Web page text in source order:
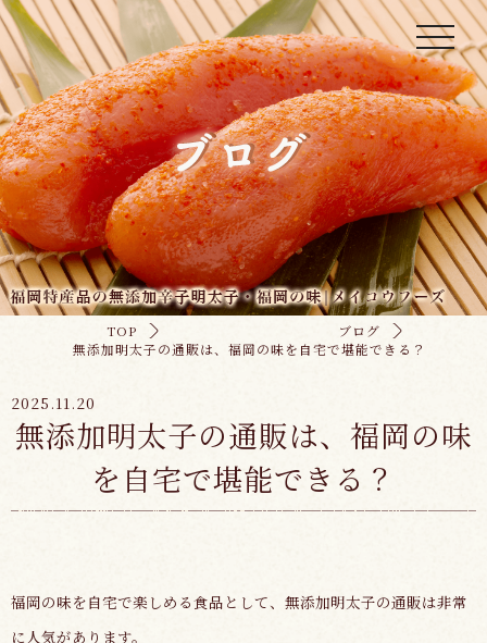
toggle
TOP
ブログ
無添加明太子の通販は、福岡の味を自宅で堪能できる？
2025.11.20
無添加明太子の通販は、福岡の味
を自宅で堪能できる？
福岡の味を自宅で楽しめる食品として、無添加明太子の通販は非常
に人気があります。